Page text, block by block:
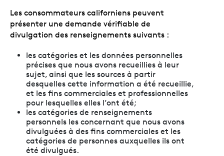
Les consommateurs californiens peuvent
présenter une demande vérifiable de
divulgation des renseignements suivants :
les catégories et les données personnelles
précises que nous avons recueillies à leur
sujet, ainsi que les sources à partir
desquelles cette information a été recueillie,
et les fins commerciales et professionnelles
pour lesquelles elles l’ont été;
les catégories de renseignements
personnels les concernant que nous avons
divulguées à des fins commerciales et les
catégories de personnes auxquelles ils ont
été divulgués.